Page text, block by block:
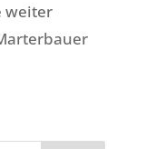
weiter